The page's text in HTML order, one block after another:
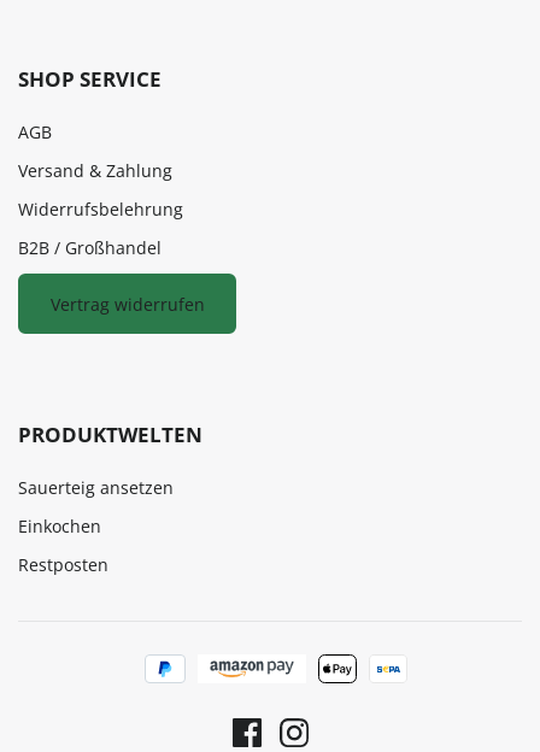
SHOP SERVICE
AGB
Versand & Zahlung
Widerrufsbelehrung
B2B / Großhandel
Vertrag widerrufen
PRODUKTWELTEN
Sauerteig ansetzen
Einkochen
Restposten